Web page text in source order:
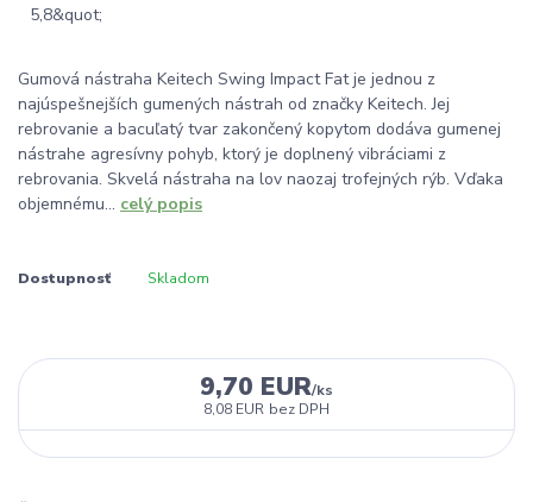
Gumová nástraha Keitech Swing Impact Fat je jednou z
najúspešnejších gumených nástrah od značky Keitech. Jej
rebrovanie a bacuľatý tvar zakončený kopytom dodáva gumenej
nástrahe agresívny pohyb, ktorý je doplnený vibráciami z
rebrovania. Skvelá nástraha na lov naozaj trofejných rýb. Vďaka
objemnému... celý popis
Dostupnosť Skladom
9,70 EUR/ks
8,08 EUR bez DPH